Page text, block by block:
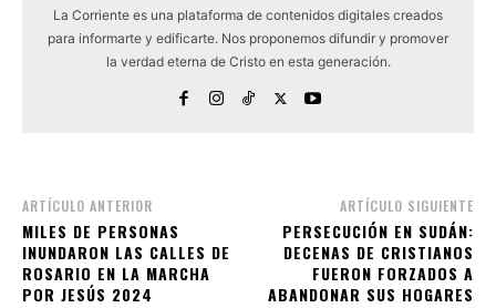
La Corriente es una plataforma de contenidos digitales creados
para informarte y edificarte. Nos proponemos difundir y promover
la verdad eterna de Cristo en esta generación.
ARTÍCULO ANTERIOR
MILES DE PERSONAS
INUNDARON LAS CALLES DE
ROSARIO EN LA MARCHA
POR JESÚS 2024
ARTÍCULO SIGUIENTE
PERSECUCIÓN EN SUDÁN:
DECENAS DE CRISTIANOS
FUERON FORZADOS A
ABANDONAR SUS HOGARES